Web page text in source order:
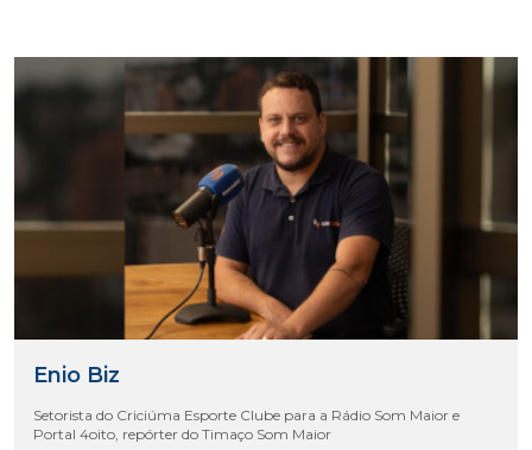
Enio Biz
Setorista do Criciúma Esporte Clube para a Rádio Som Maior e
Portal 4oito, repórter do Timaço Som Maior